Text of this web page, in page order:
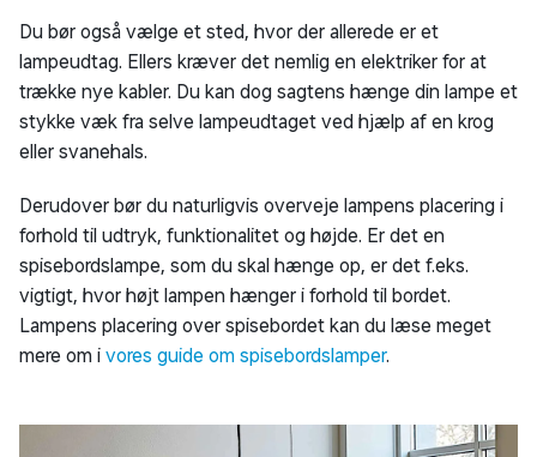
Du bør også vælge et sted, hvor der allerede er et
lampeudtag. Ellers kræver det nemlig en elektriker for at
trække nye kabler. Du kan dog sagtens hænge din lampe et
stykke væk fra selve lampeudtaget ved hjælp af en krog
eller svanehals.
Derudover bør du naturligvis overveje lampens placering i
forhold til udtryk, funktionalitet og højde. Er det en
spisebordslampe, som du skal hænge op, er det f.eks.
vigtigt, hvor højt lampen hænger i forhold til bordet.
Lampens placering over spisebordet kan du læse meget
mere om i vores guide om spisebordslamper.